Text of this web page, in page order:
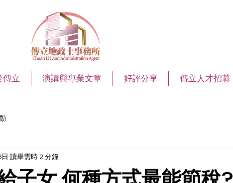
傳立 演講與專業文章 好評分享 傳立人才招募
讀畢需時 2 分鐘